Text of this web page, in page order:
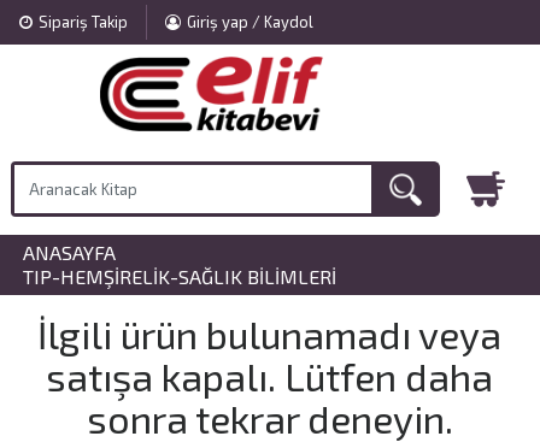
Sipariş Takip Giriş yap / Kaydol
ANASAYFA
TIP-HEMŞIRELIK-SAĞLIK BILIMLERI
İlgili ürün bulunamadı veya
satışa kapalı. Lütfen daha
sonra tekrar deneyin.